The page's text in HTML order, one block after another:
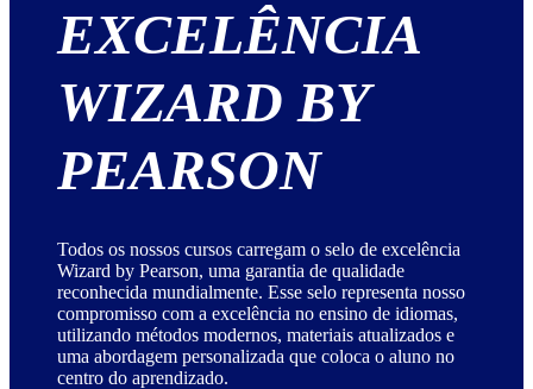
EXCELÊNCIA
WIZARD BY
PEARSON
Todos os nossos cursos carregam o selo de excelência
Wizard by Pearson, uma garantia de qualidade
reconhecida mundialmente. Esse selo representa nosso
compromisso com a excelência no ensino de idiomas,
utilizando métodos modernos, materiais atualizados e
uma abordagem personalizada que coloca o aluno no
centro do aprendizado.